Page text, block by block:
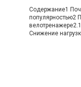
Содержание1
популярностью2
Снижение